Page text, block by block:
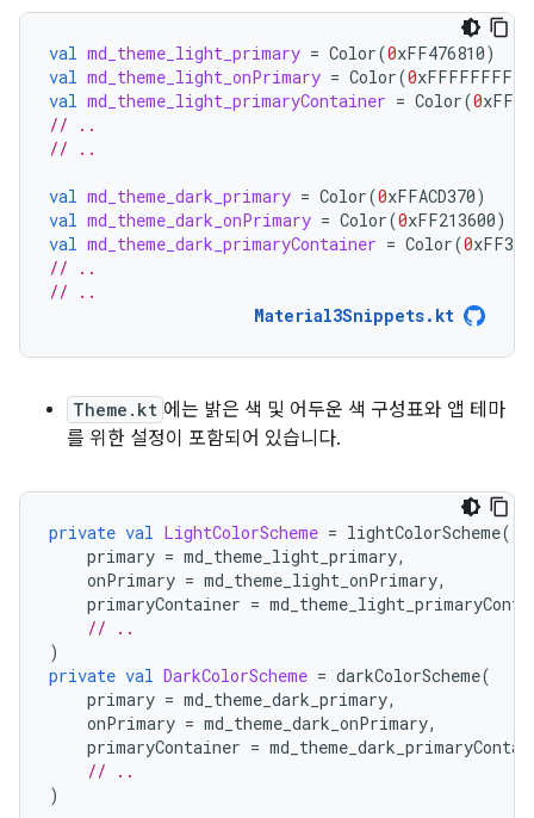
val md_theme_light_primary = Color(0xFF476810)
val md_theme_light_onPrimary = Color(0xFFFFFFFF
val md_theme_light_primaryContainer = Color(0
// ..
// ..
val md_theme_dark_primary = Color(0xFFACD370)
val md_theme_dark_onPrimary = Color(0xFF213600)
val md_theme_dark_primaryContainer = Color(0
// ..
// ..
Material3Snippets.kt
Theme.kt 에는 밝은 색 및 어두운 색 구성표와 앱 테마
를 위한 설정이 포함되어 있습니다.
private val LightColorScheme = lightColorScheme(
primary = md_theme_light_primary,
onPrimary = md_theme_light_onPrimary,
primaryContainer =
// ..
)
private val DarkColorScheme = darkColorScheme(
primary = md_theme_dark_primary,
onPrimary = md_theme_dark_onPrimary,
primaryContainer =
// ..
)